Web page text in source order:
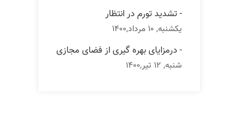
- تشدید تورم در انتظار
یکشنبه, 10 مرداد,1400
- درمزایای بهره گیری از فضای مجازی
شنبه, 12 تیر,1400